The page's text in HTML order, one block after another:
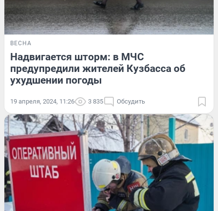
ВЕСНА
Надвигается шторм: в МЧС
предупредили жителей Кузбасса об
ухудшении погоды
19 апреля, 2024, 11:26 3 835 Обсудить